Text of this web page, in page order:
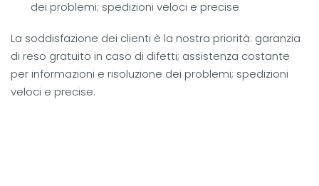
dei problemi; spedizioni veloci e precise
La soddisfazione dei clienti è la nostra priorità: garanzia
di reso gratuito in caso di difetti; assistenza costante
per informazioni e risoluzione dei problemi; spedizioni
veloci e precise.